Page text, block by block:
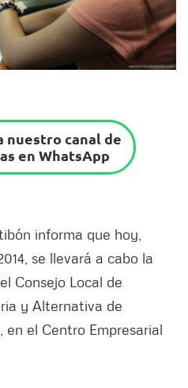
nuestro canal de
en WhatsApp
informa que hoy,
se llevará a cabo la
Consejo Local de
y Alternativa de
en el Centro Empresarial